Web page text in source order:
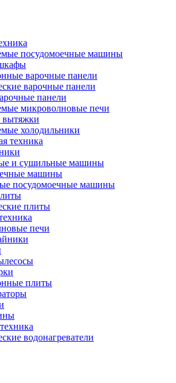
посудомоечные машины
варочные панели
варочные панели
панели
микроволновые печи
вытяжки
холодильники
техника
и сушильные машины
машины
посудомоечные машины
плиты
печи
плиты
водонагреватели